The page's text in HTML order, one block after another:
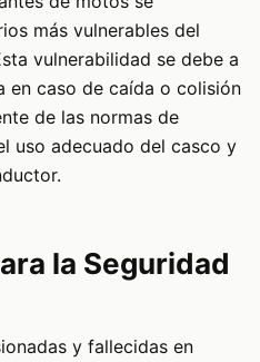
más vulnerables del
vulnerabilidad se debe a
en caso de caída o colisión
de las normas de
uso adecuado del casco y
la Seguridad
y fallecidas en